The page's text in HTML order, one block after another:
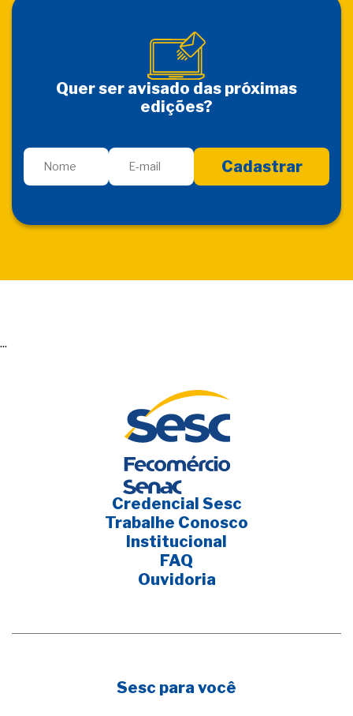
Quer ser avisado das próximas
edições?
...
Credencial Sesc
Trabalhe Conosco
Institucional
FAQ
Ouvidoria
Sesc para você